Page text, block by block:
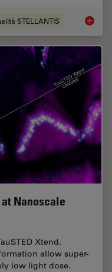
STELLANTIS Super-
Nanoscale
Xtend.
allow super-
low light dose.